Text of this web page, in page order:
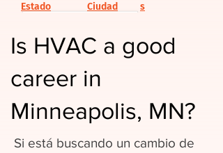
Is HVAC a good
career in
Minneapolis, MN?
Si está buscando un cambio de
Estado
Ciudad
s